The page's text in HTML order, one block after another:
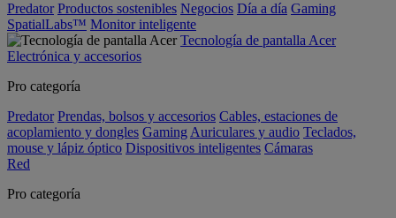
Predator Productos sostenibles Negocios Día a día Gaming
SpatialLabs™ Monitor inteligente
Tecnología de pantalla Acer
Electrónica y accesorios
Pro categoría
Predator Prendas, bolsos y accesorios Cables, estaciones de
acoplamiento y dongles Gaming Auriculares y audio Teclados,
mouse y lápiz óptico Dispositivos inteligentes Cámaras
Red
Pro categoría